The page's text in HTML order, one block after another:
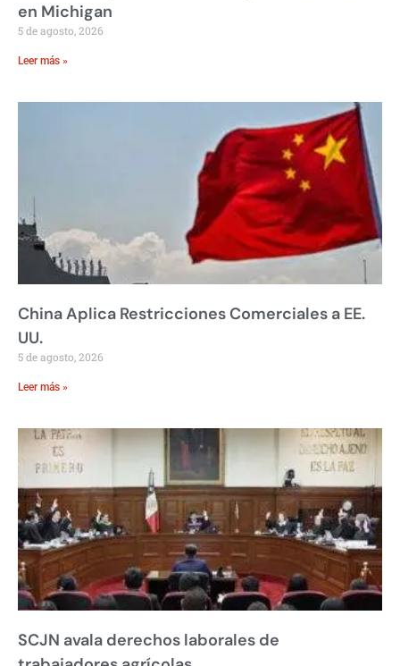
en Michigan
5 de agosto, 2026
Leer más »
China Aplica Restricciones Comerciales a EE.
UU.
5 de agosto, 2026
Leer más »
SCJN avala derechos laborales de